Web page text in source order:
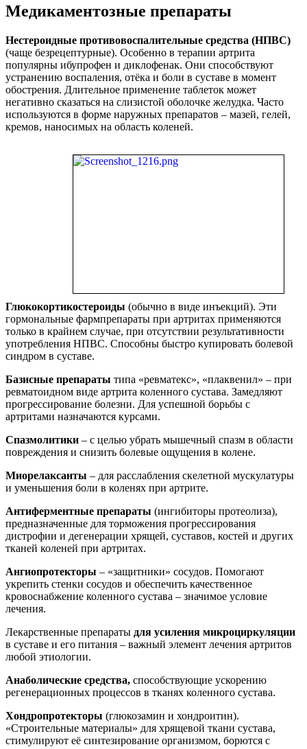
Медикаментозные препараты
Нестероидные противовоспалительные средства (НПВС)
(чаще безрецептурные). Особенно в терапии артрита
популярны ибупрофен и диклофенак. Они способствуют
устранению воспаления, отёка и боли в суставе в момент
обострения. Длительное применение таблеток может
негативно сказаться на слизистой оболочке желудка. Часто
используются в форме наружных препаратов – мазей, гелей,
кремов, наносимых на область коленей.
Глюкокортикостероиды (обычно в виде инъекций). Эти
гормональные фармпрепараты при артритах применяются
только в крайнем случае, при отсутствии результативности
употребления НПВС. Способны быстро купировать болевой
синдром в суставе.
Базисные препараты типа «ревматекс», «плаквенил» – при
ревматоидном виде артрита коленного сустава. Замедляют
прогрессирование болезни. Для успешной борьбы с
артритами назначаются курсами.
Спазмолитики – с целью убрать мышечный спазм в области
повреждения и снизить болевые ощущения в колене.
Миорелаксанты – для расслабления скелетной мускулатуры
и уменьшения боли в коленях при артрите.
Антиферментные препараты (ингибиторы протеолиза),
предназначенные для торможения прогрессирования
дистрофии и дегенерации хрящей, суставов, костей и других
тканей коленей при артритах.
Ангиопротекторы – «защитники» сосудов. Помогают
укрепить стенки сосудов и обеспечить качественное
кровоснабжение коленного сустава – значимое условие
лечения.
Лекарственные препараты для усиления микроциркуляции
в суставе и его питания – важный элемент лечения артритов
любой этиологии.
Анаболические средства, способствующие ускорению
регенерационных процессов в тканях коленного сустава.
Хондропротекторы (глюкозамин и хондроитин).
«Строительные материалы» для хрящевой ткани сустава,
стимулируют её синтезирование организмом, борются с